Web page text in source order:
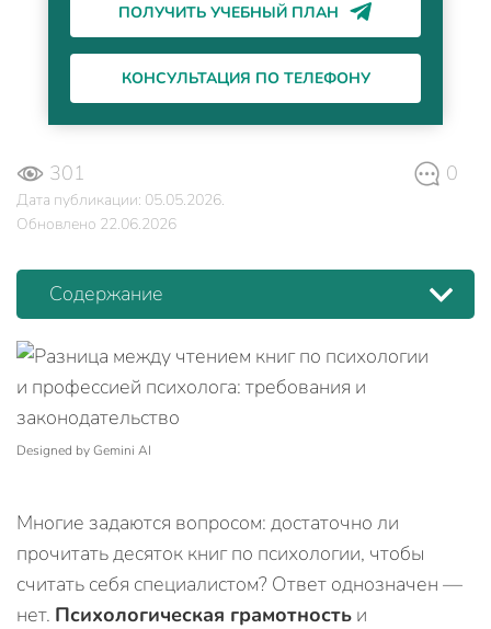
301 0
Дата публикации: 05.05.2026.
Обновлено 22.06.2026
Содержание
Designed by Gemini AI
Многие задаются вопросом: достаточно ли
прочитать десяток книг по психологии, чтобы
считать себя специалистом? Ответ однозначен —
нет. Психологическая грамотность и
ПОЛУЧИТЬ УЧЕБНЫЙ ПЛАН
КОНСУЛЬТАЦИЯ ПО ТЕЛЕФОНУ